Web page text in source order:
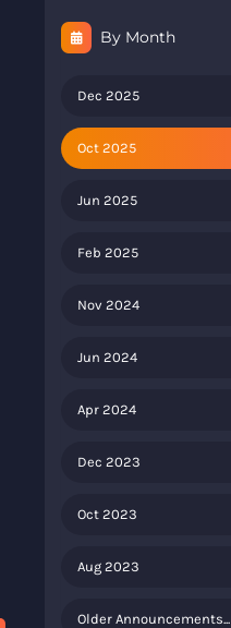
By Month
Dec 2025
Oct 2025
Jun 2025
Feb 2025
Nov 2024
Jun 2024
Apr 2024
Dec 2023
Oct 2023
Aug 2023
Older Announcements...